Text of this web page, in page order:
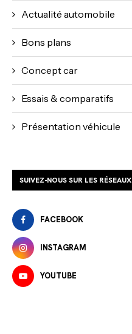
Actualité automobile
Bons plans
Concept car
Essais & comparatifs
Présentation véhicule
SUIVEZ-NOUS SUR LES RÉSEAUX
FACEBOOK
INSTAGRAM
YOUTUBE